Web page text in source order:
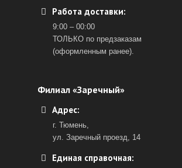
Работа доставки:
9:00 – 00:00
ТОЛЬКО по предзаказам
(оформленным ранее).
Филиал «Заречный»
Адрес:
г. Тюмень,
ул. Заречный проезд, 14
Единая справочная: